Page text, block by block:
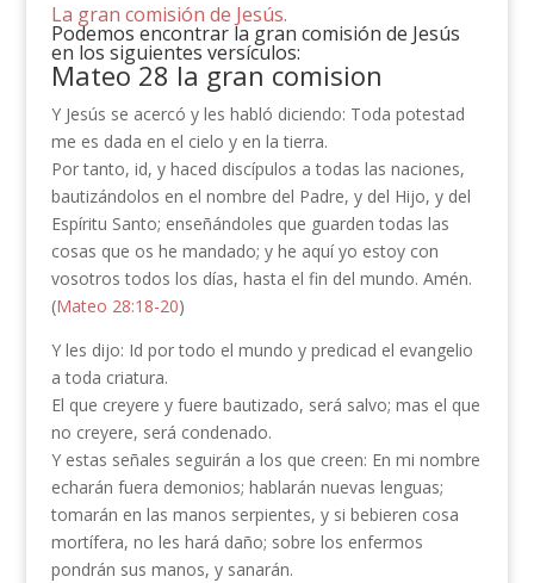
La gran comisión de Jesús.
Podemos encontrar la gran comisión de Jesús
en los siguientes versículos:
Mateo 28 la gran comision
Y Jesús se acercó y les habló diciendo: Toda potestad
me es dada en el cielo y en la tierra.
Por tanto, id, y haced discípulos a todas las naciones,
bautizándolos en el nombre del Padre, y del Hijo, y del
Espíritu Santo; enseñándoles que guarden todas las
cosas que os he mandado; y he aquí yo estoy con
vosotros todos los días, hasta el fin del mundo. Amén.
(Mateo 28:18-20)
Y les dijo: Id por todo el mundo y predicad el evangelio
a toda criatura.
El que creyere y fuere bautizado, será salvo; mas el que
no creyere, será condenado.
Y estas señales seguirán a los que creen: En mi nombre
echarán fuera demonios; hablarán nuevas lenguas;
tomarán en las manos serpientes, y si bebieren cosa
mortífera, no les hará daño; sobre los enfermos
pondrán sus manos, y sanarán.